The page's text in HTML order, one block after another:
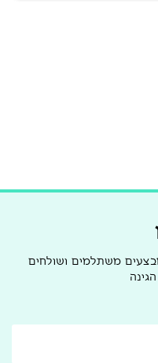
משתלמים ושולחים